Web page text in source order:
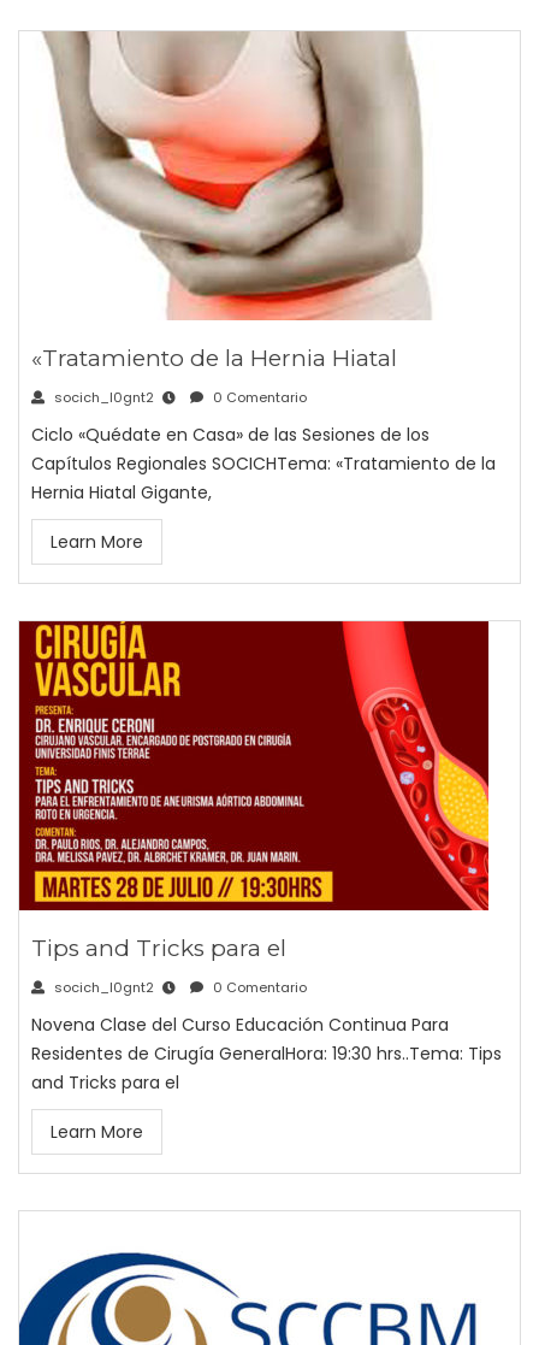
«Tratamiento de la Hernia Hiatal
socich_l0gnt2 0 Comentario
Ciclo «Quédate en Casa» de las Sesiones de los
Capítulos Regionales SOCICHTema: «Tratamiento de la
Hernia Hiatal Gigante,
Learn More
Tips and Tricks para el
socich_l0gnt2 0 Comentario
Novena Clase del Curso Educación Continua Para
Residentes de Cirugía GeneralHora: 19:30 hrs..Tema: Tips
and Tricks para el
Learn More